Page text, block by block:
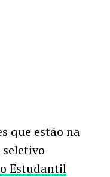
que estão na
Estudantil